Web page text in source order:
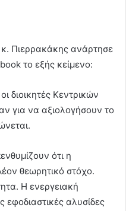
Πιερρακάκης ανάρτησε
το εξής κείμενο:
διοικητές Κεντρικών
για να αξιολογήσουν το
ότι η
θεωρητικό στόχο.
Η ενεργειακή
εφοδιαστικές αλυσίδες